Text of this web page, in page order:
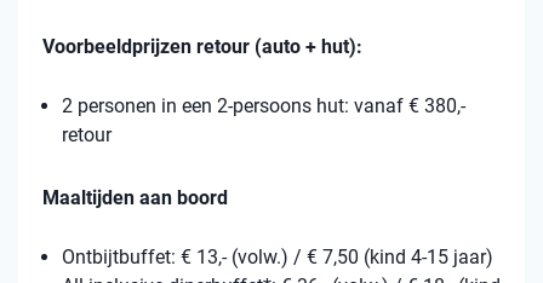
Voorbeeldprijzen retour (auto + hut):
2 personen in een 2-persoons hut: vanaf € 380,-
retour
Maaltijden aan boord
Ontbijtbuffet: € 13,- (volw.) / € 7,50 (kind 4-15 jaar)